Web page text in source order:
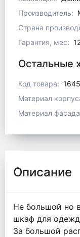
Производитель:
Страна
Гарантия, мес:
Остальные
Код товара: 1645
Материал
Материал
Описание
Не большой но
шкаф для
За большой